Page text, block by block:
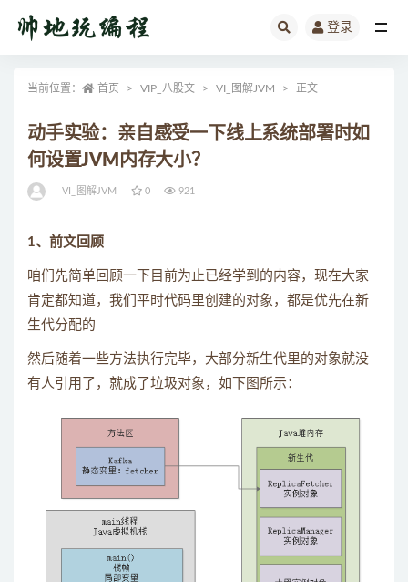
登录
当前位置： 首页 VIP_八股文 VI_图解JVM 正文
动手实验：亲自感受一下线上系统部署时如
何设置JVM内存大小？
VI_图解JVM 0 921
1、前文回顾
咱们先简单回顾一下目前为止已经学到的内容，现在大家
肯定都知道，我们平时代码里创建的对象，都是优先在新
生代分配的
然后随着一些方法执行完毕，大部分新生代里的对象就没
有人引用了，就成了垃圾对象，如下图所示：